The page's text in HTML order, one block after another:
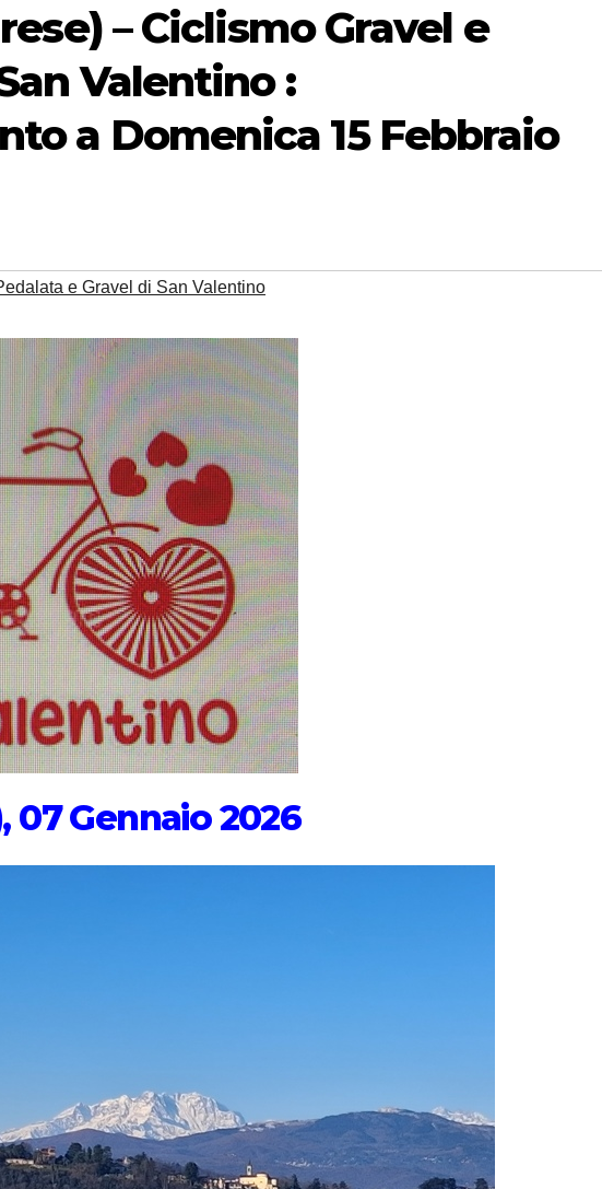
– Ciclismo Gravel e
Valentino :
a Domenica 15 Febbraio
e Gravel di San Valentino
07 Gennaio 2026